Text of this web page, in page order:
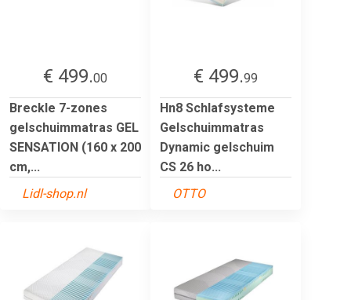
€ 499.00
Breckle 7-zones
gelschuimmatras GEL
SENSATION (160 x 200
cm,...
Lidl-shop.nl
€ 499.99
Hn8 Schlafsysteme
Gelschuimmatras
Dynamic gelschuim
CS 26 ho...
OTTO